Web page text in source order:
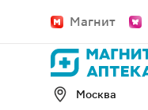
Магнит
Москва